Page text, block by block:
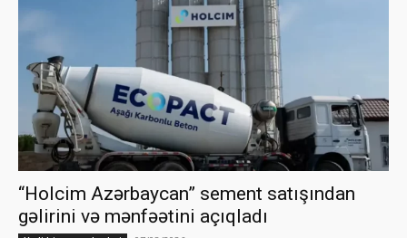
“Holcim Azərbaycan” sement satışından
gəlirini və mənfəətini açıqladı